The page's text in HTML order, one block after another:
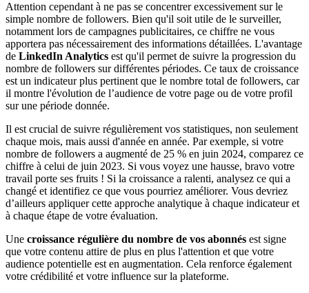
Attention cependant à ne pas se concentrer excessivement sur le
simple nombre de followers. Bien qu'il soit utile de le surveiller,
notamment lors de campagnes publicitaires, ce chiffre ne vous
apportera pas nécessairement des informations détaillées. L'avantage
de LinkedIn Analytics est qu'il permet de suivre la progression du
nombre de followers sur différentes périodes. Ce taux de croissance
est un indicateur plus pertinent que le nombre total de followers, car
il montre l'évolution de l’audience de votre page ou de votre profil
sur une période donnée.
Il est crucial de suivre régulièrement vos statistiques, non seulement
chaque mois, mais aussi d'année en année. Par exemple, si votre
nombre de followers a augmenté de 25 % en juin 2024, comparez ce
chiffre à celui de juin 2023. Si vous voyez une hausse, bravo votre
travail porte ses fruits ! Si la croissance a ralenti, analysez ce qui a
changé et identifiez ce que vous pourriez améliorer. Vous devriez
d’ailleurs appliquer cette approche analytique à chaque indicateur et
à chaque étape de votre évaluation.
Une croissance régulière du nombre de vos abonnés est signe
que votre contenu attire de plus en plus l'attention et que votre
audience potentielle est en augmentation. Cela renforce également
votre crédibilité et votre influence sur la plateforme.